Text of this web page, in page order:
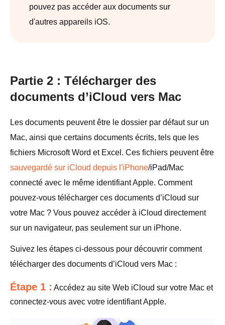
pouvez pas accéder aux documents sur
d'autres appareils iOS.
Partie 2 : Télécharger des
documents d’iCloud vers Mac
Les documents peuvent être le dossier par défaut sur un
Mac, ainsi que certains documents écrits, tels que les
fichiers Microsoft Word et Excel. Ces fichiers peuvent être
sauvegardé sur iCloud depuis l'iPhone/iPad/Mac
connecté avec le même identifiant Apple. Comment
pouvez-vous télécharger ces documents d’iCloud sur
votre Mac ? Vous pouvez accéder à iCloud directement
sur un navigateur, pas seulement sur un iPhone.
Suivez les étapes ci-dessous pour découvrir comment
télécharger des documents d’iCloud vers Mac :
Étape 1 : Accédez au site Web iCloud sur votre Mac et
connectez-vous avec votre identifiant Apple.